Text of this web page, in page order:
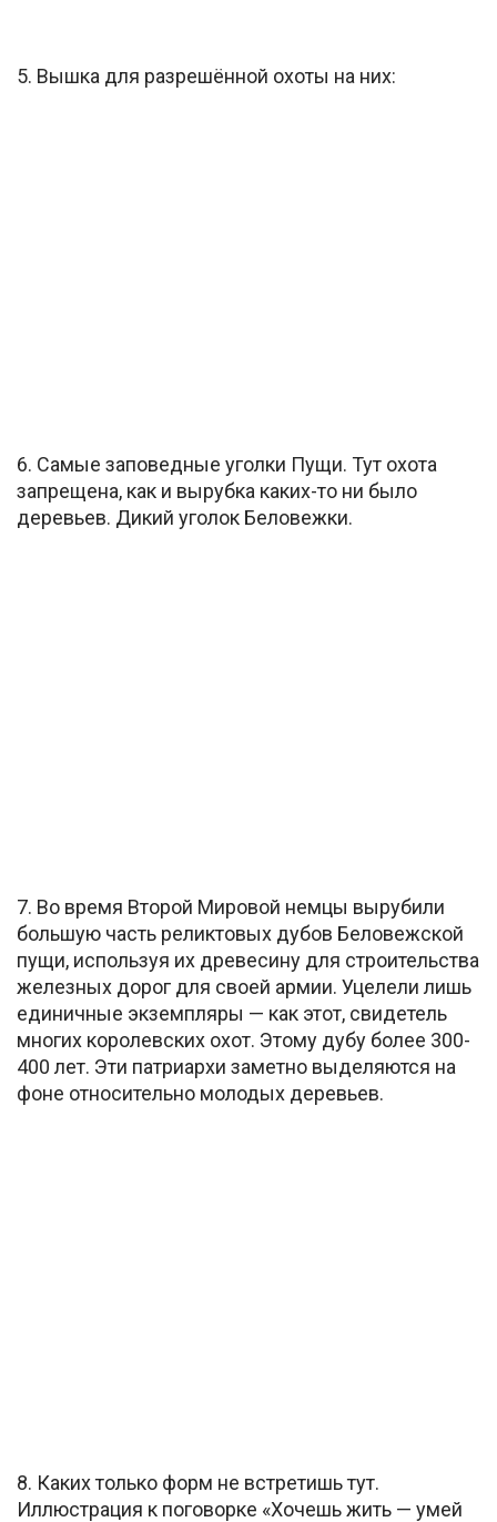
5. Вышка для разрешённой охоты на них:
6. Самые заповедные уголки Пущи. Тут охота
запрещена, как и вырубка каких-то ни было
деревьев. Дикий уголок Беловежки.
7. Во время Второй Мировой немцы вырубили
большую часть реликтовых дубов Беловежской
пущи, используя их древесину для строительства
железных дорог для своей армии. Уцелели лишь
единичные экземпляры — как этот, свидетель
многих королевских охот. Этому дубу более 300-
400 лет. Эти патриархи заметно выделяются на
фоне относительно молодых деревьев.
8. Каких только форм не встретишь тут.
Иллюстрация к поговорке «Хочешь жить — умей